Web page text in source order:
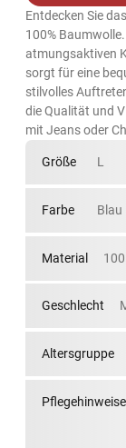
Entdecken Sie
100%
atmungsaktiven
sorgt für eine
stilvolles
die Qualität und
mit Jeans oder
Größe L
Farbe Blau
Material
Geschlecht
Altersgruppe
Pflegehinweise